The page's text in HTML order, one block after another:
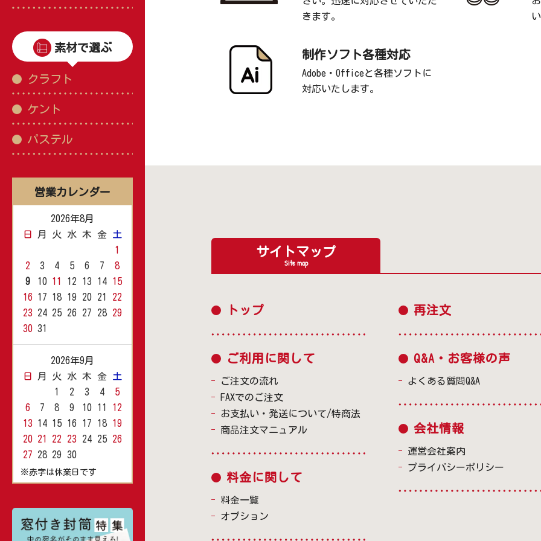
素材で選ぶ
クラフト
ケント
パステル
営業カレンダー
2026年8月
日
月 火 水 木 金
土
1
2
3 4 5 6 7
8
9
10 11 12 13 14
15
16
17 18 19 20 21
22
23 24 25 26 27 28
29
30 31
2026年9月
日
月 火 水 木 金
土
1
2 3 4
5
6
7 8 9 10 11
12
13 14 15 16 17 18
19
20 21 22 23 24 25
26
27
28 29 30
※赤字は休業日です
きます。
い
制作ソフト各種対応
Adobe・Officeと各種ソフトに
対応いたします。
サイトマップ
Site map
トップ
ご利用に関して
ご注文の流れ
FAXでのご注文
お支払い・発送について/特商法
商品注文マニュアル
料金に関して
料金一覧
オプション
再注文
Q&A・お客様の声
よくある質問Q&A
会社情報
運営会社案内
プライバシーポリシー